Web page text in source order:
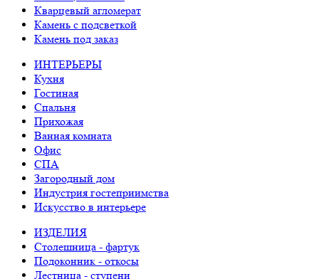
Кварцевый агломерат
Камень с подсветкой
Камень под заказ
ИНТЕРЬЕРЫ
Кухня
Гостиная
Спальня
Прихожая
Ванная комната
Офис
СПА
Загородный дом
Индустрия гостеприимства
Искусство в интерьере
ИЗДЕЛИЯ
Столешница - фартук
Подоконник - откосы
Лестница - ступени